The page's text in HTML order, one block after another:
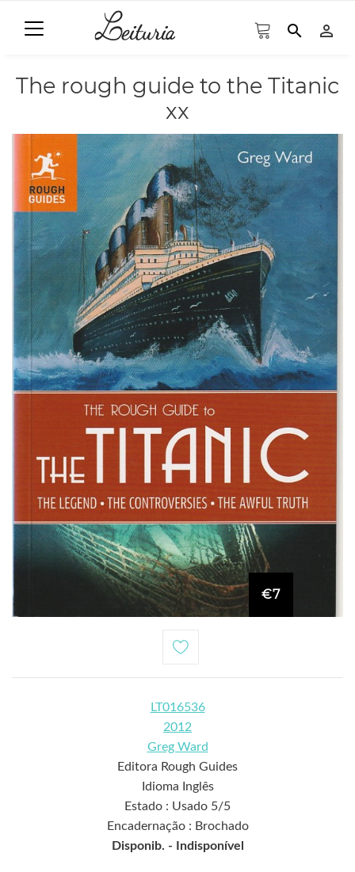
search person_outline
The rough guide to the Titanic
xx
€7
LT016536
2012
Greg Ward
Editora Rough Guides
Idioma Inglês
Estado : Usado 5/5
Encadernação : Brochado
Disponib. -
Indisponível